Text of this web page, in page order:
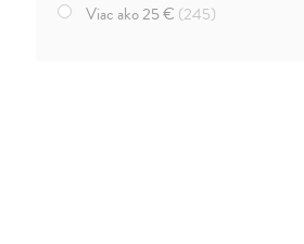
Viac ako 25 € (245)